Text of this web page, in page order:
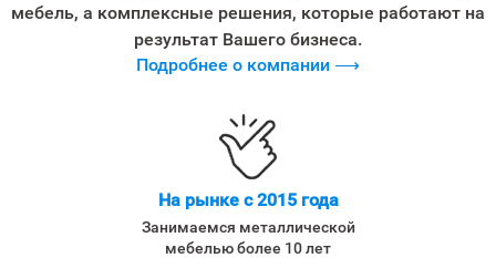
мебель, а комплексные решения, которые работают на
результат Вашего бизнеса.
Подробнее о компании ⟶
На рынке с 2015 года
Занимаемся металлической
мебелью более 10 лет